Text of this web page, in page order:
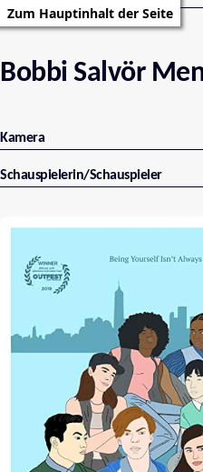
Zum Hauptinhalt der Seite
Bobbi Salvör
Kamera
Schauspielerin/Schauspieler